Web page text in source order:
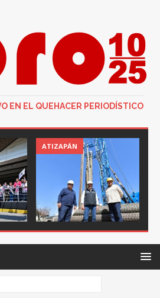
EN EL QUEHACER PERIODÍSTICO
ATIZAPÁN